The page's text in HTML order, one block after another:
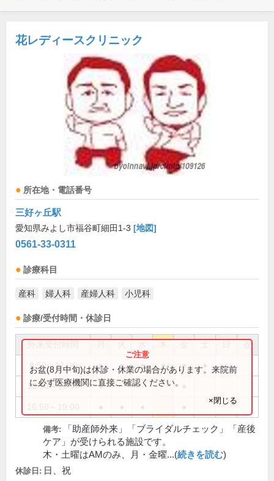
花レディースクリニック
所在地・電話番号
三好ヶ丘駅
愛知県みよし市福谷町細田1-3 [地図]
0561-33-0311
診療科目
産科 婦人科 産婦人科 小児科
診療/受付時間・休診日
祝
8:50～11:30 ● ● ● ● ●
13:50～15:30 ●
お盆(8月中旬)は休診・休業の場合があります。来院前
に必ず医療機関に直接ご確認ください。
×閉じる
備考:
「助産師外来」「ブライダルチェック」「産後
ケア」が受けられる施設です。
木・土曜はAMのみ、月・金曜...(続きを読む)
休診日: 日、祝